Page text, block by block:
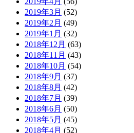
2019年3月 (52)
2019年2月 (49)
2019年1月 (32)
2018年12月 (63)
2018年11月 (43)
2018年10月 (54)
2018年9月 (37)
2018年8月 (42)
2018年7月 (39)
2018年6月 (50)
2018年5月 (45)
2018年4月 (52)